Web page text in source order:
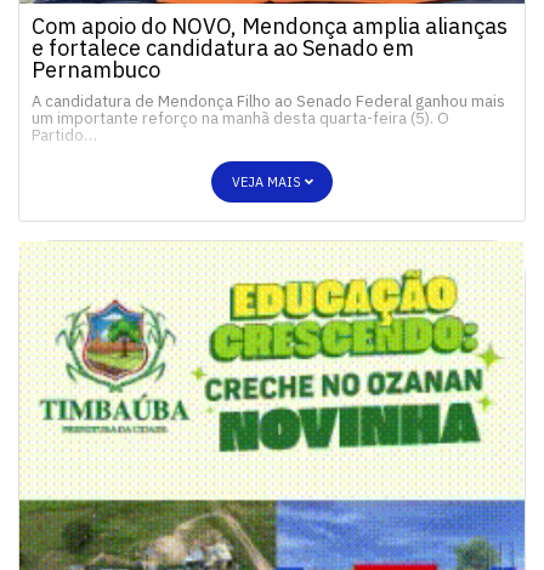
Com apoio do NOVO, Mendonça amplia alianças
e fortalece candidatura ao Senado em
Pernambuco
A candidatura de Mendonça Filho ao Senado Federal ganhou mais
um importante reforço na manhã desta quarta-feira (5). O
Partido…
VEJA MAIS